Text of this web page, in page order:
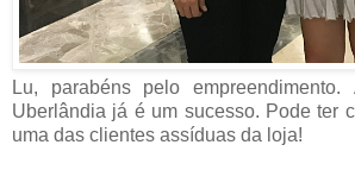
Lu, parabéns pelo
Uberlândia já é um sucesso. Pode ter
uma das clientes assíduas da loja!